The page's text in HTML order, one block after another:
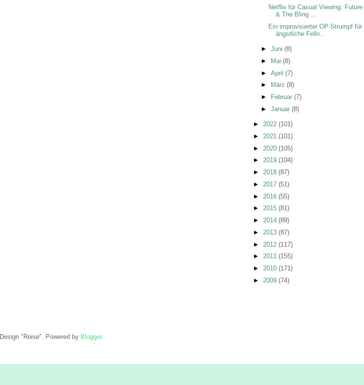
Netflix für Casual Viewing:
& The Bling ...
Ein improvisierter OP-Strumpf für
ängstliche Felln...
► Juni (8)
►
Mai (8)
► April (7)
►
März (8)
►
Februar (7)
► Januar (8)
► 2022 (101)
► 2021 (101)
► 2020 (105)
► 2019 (104)
► 2018 (87)
► 2017 (51)
► 2016 (55)
► 2015 (81)
► 2014 (89)
► 2013 (87)
► 2012 (117)
► 2011 (155)
► 2010 (171)
► 2009 (74)
Design "Reise". Powered by Blogger.